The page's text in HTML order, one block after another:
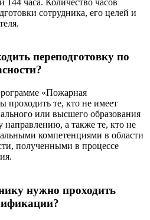
сотрудника, его целей и
переподготовку по
«Пожарная
проходить те, кто не имеет
или высшего образования
направлению, а также те, кто не
компетенциями в области
полученными в процессе
нужно проходить